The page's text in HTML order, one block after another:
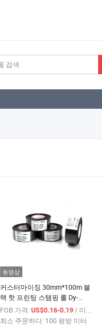
동영상
커스터마이징 30mm*100m 블
랙 핫 프린팅 스탬핑 롤 Dy-
8/HP241/HP-241b 날짜 코딩
기계용
FOB 가격: US$0.16-0.19/ 미터
최소 주문하다: 100 평방 미터